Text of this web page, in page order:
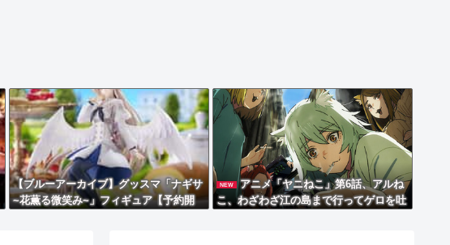
【ブルーアーカイブ】グッスマ「ナギサ
~花薫る微笑み~」フィギュア【予約開
NEW
アニメ「ヤニねこ」第6話、アルね
こ、わざわざ江の島まで行ってゲロを吐